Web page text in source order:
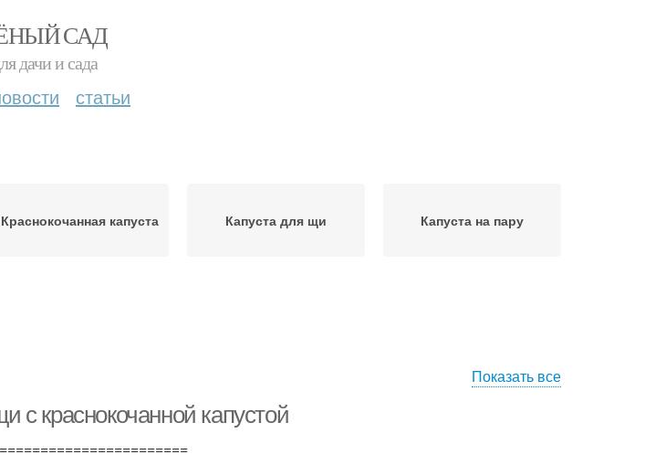
САД
дачи и сада
статьи
Краснокочанная капуста Капуста для щи Капуста на пару
Показать все
с краснокочанной капустой